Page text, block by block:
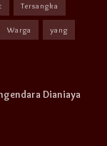
Tersangka
Warga yang
Dianiaya